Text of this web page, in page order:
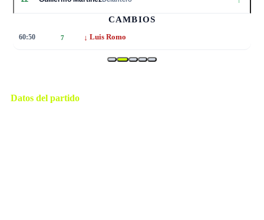
CAMBIOS
60:50 7 ↓ Luis Romo
Datos del partido